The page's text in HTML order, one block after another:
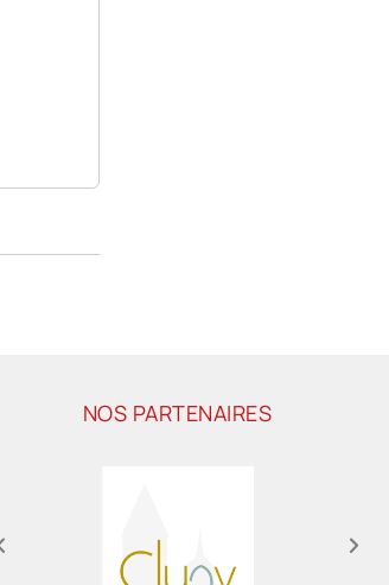
NOS PARTENAIRES